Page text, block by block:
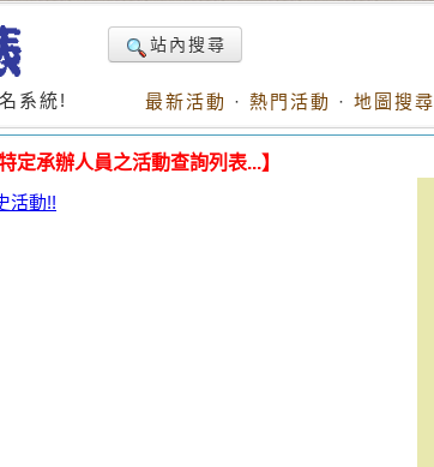
系統!
站內搜尋
最新活動 · 熱門活動 · 地圖搜尋
特定承辦人員之活動查詢列表...】
活動!!